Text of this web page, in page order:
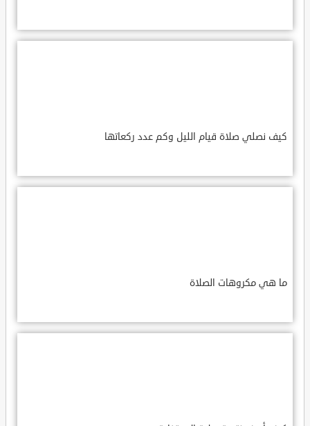
كيف نصلي صلاة قيام الليل وكم عدد ركعاتها
ما هي مكروهات الصلاة